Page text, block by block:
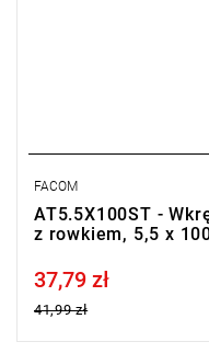
FACOM
AT5.5X100ST -
z rowkiem, 5,5 x
Price tax included
37,79 zł
41,99 zł